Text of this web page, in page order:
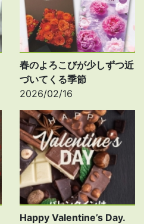
春のよろこびが少しずつ近
づいてくる季節
2026/02/16
Happy Valentine’s Day.